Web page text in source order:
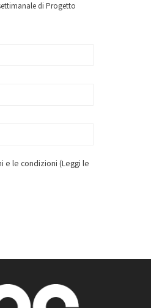
di Progetto
e le condizioni (Leggi le